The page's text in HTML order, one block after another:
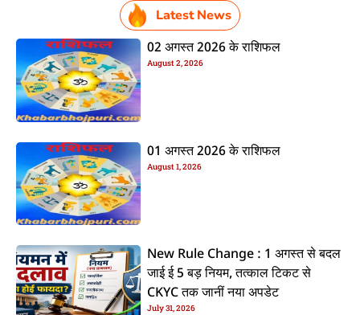
Latest News
02 अगस्त 2026 के राशिफल
August 2, 2026
01 अगस्त 2026 के राशिफल
August 1, 2026
New Rule Change : 1 अगस्त से बदल
जाई ई 5 बड़ नियम, तत्काल टिकट से
CKYC तक जानीं नया अपडेट
July 31, 2026